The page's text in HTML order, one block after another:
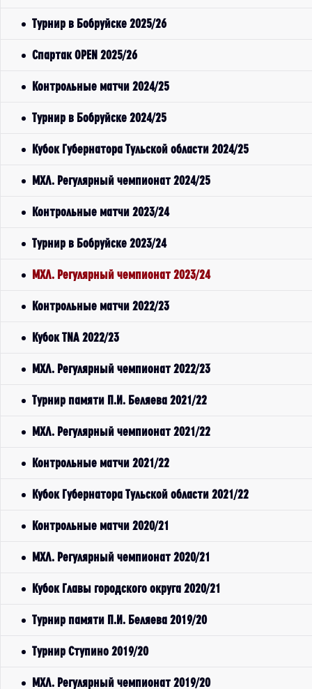
Турнир в Бобруйске 2025/26
Спартак OPEN 2025/26
Контрольные матчи 2024/25
Турнир в Бобруйске 2024/25
Кубок Губернатора Тульской области 2024/25
МХЛ. Регулярный чемпионат 2024/25
Контрольные матчи 2023/24
Турнир в Бобруйске 2023/24
МХЛ. Регулярный чемпионат 2023/24
Контрольные матчи 2022/23
Кубок TNA 2022/23
МХЛ. Регулярный чемпионат 2022/23
Турнир памяти П.И. Беляева 2021/22
МХЛ. Регулярный чемпионат 2021/22
Контрольные матчи 2021/22
Кубок Губернатора Тульской области 2021/22
Контрольные матчи 2020/21
МХЛ. Регулярный чемпионат 2020/21
Кубок Главы городского округа 2020/21
Турнир памяти П.И. Беляева 2019/20
Турнир Ступино 2019/20
МХЛ. Регулярный чемпионат 2019/20